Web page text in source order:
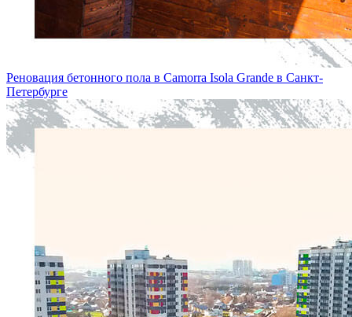
Реновация бетонного пола в Camorra Isola Grande в Санкт-
Петербургe